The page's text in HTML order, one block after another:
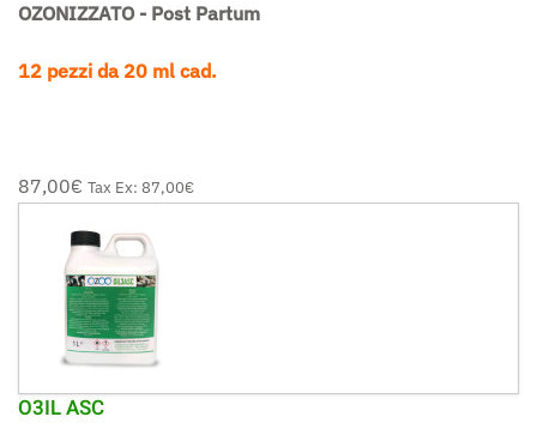
OZONIZZATO - Post Partum
12 pezzi da 20 ml cad.
87,00‎€ Tax Ex: 87,00‎€
O3IL ASC